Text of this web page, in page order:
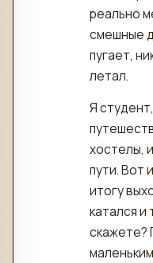
реально
смешные
пугает,
летал.
Я
хостелы,
пути. Вот
итогу
катался и
скажете?